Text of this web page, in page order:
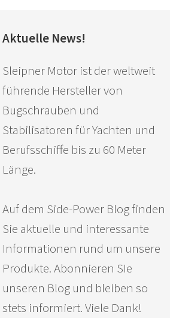
Aktuelle News!
Sleipner Motor ist der weltweit
führende Hersteller von
Bugschrauben und
Stabilisatoren für Yachten und
Berufsschiffe bis zu 60 Meter
Länge.
Auf dem Side-Power Blog finden
Sie aktuelle und interessante
Informationen rund um unsere
Produkte. Abonnieren SIe
unseren Blog und bleiben so
stets informiert. Viele Dank!